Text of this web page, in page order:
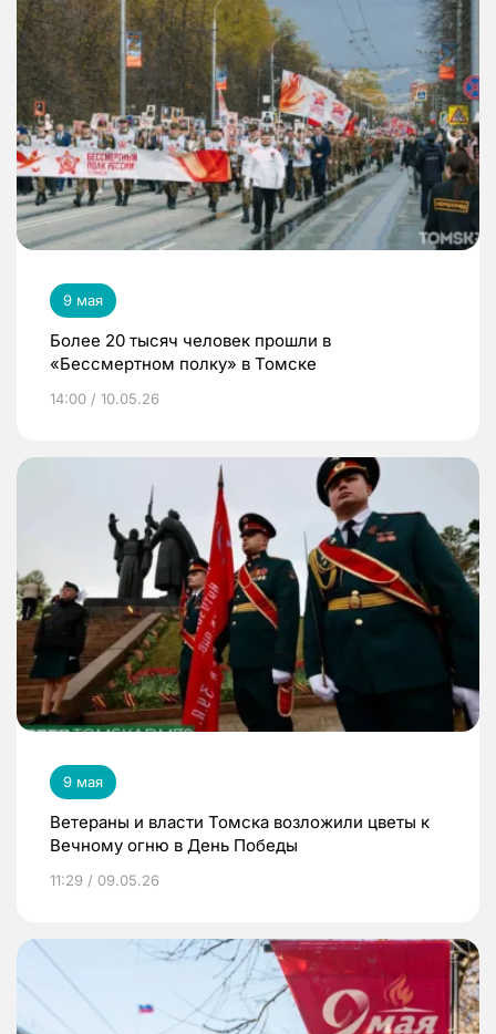
9 мая
Более 20 тысяч человек прошли в
«Бессмертном полку» в Томске
14:00 / 10.05.26
9 мая
Ветераны и власти Томска возложили цветы к
Вечному огню в День Победы
11:29 / 09.05.26